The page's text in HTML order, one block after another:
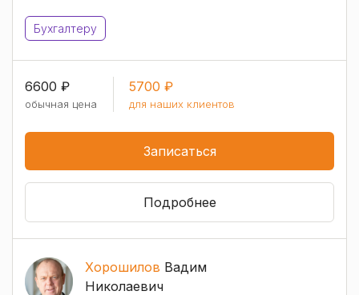
Бухгалтеру
6600 ₽
обычная цена
5700 ₽
для наших клиентов
Записаться
Подробнее
Хорошилов Вадим
Николаевич